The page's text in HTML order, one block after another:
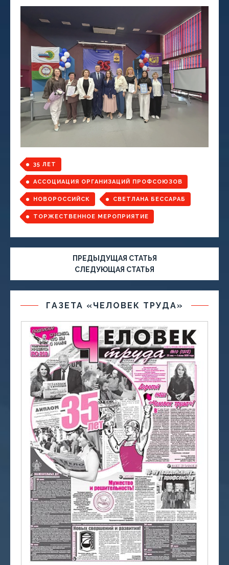
35 ЛЕТ
АССОЦИАЦИЯ ОРГАНИЗАЦИЙ ПРОФСОЮЗОВ
НОВОРОССИЙСК СВЕТЛАНА БЕССАРАБ
ТОРЖЕСТВЕННОЕ МЕРОПРИЯТИЕ
ПРЕДЫДУЩАЯ СТАТЬЯ
СЛЕДУЮЩАЯ СТАТЬЯ
ГАЗЕТА «ЧЕЛОВЕК ТРУДА»